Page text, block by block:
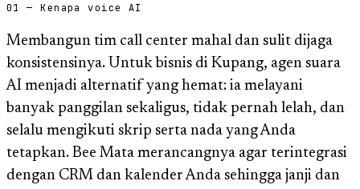
01 — Kenapa voice AI
Membangun tim call center mahal dan sulit dijaga
konsistensinya. Untuk bisnis di Kupang, agen suara
AI menjadi alternatif yang hemat: ia melayani
banyak panggilan sekaligus, tidak pernah lelah, dan
selalu mengikuti skrip serta nada yang Anda
tetapkan. Bee Mata merancangnya agar terintegrasi
dengan CRM dan kalender Anda sehingga janji dan